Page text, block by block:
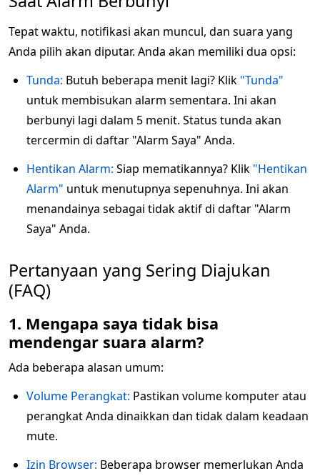
Tepat waktu, notifikasi akan muncul, dan suara yang
Anda pilih akan diputar. Anda akan memiliki dua opsi:
Tunda: Butuh beberapa menit lagi? Klik "Tunda"
untuk membisukan alarm sementara. Ini akan
berbunyi lagi dalam 5 menit. Status tunda akan
tercermin di daftar "Alarm Saya" Anda.
Hentikan Alarm: Siap mematikannya? Klik "Hentikan
Alarm" untuk menutupnya sepenuhnya. Ini akan
menandainya sebagai tidak aktif di daftar "Alarm
Saya" Anda.
Pertanyaan yang Sering Diajukan
(FAQ)
1. Mengapa saya tidak bisa
mendengar suara alarm?
Ada beberapa alasan umum:
Volume Perangkat: Pastikan volume komputer atau
perangkat Anda dinaikkan dan tidak dalam keadaan
mute.
Izin Browser: Beberapa browser memerlukan Anda